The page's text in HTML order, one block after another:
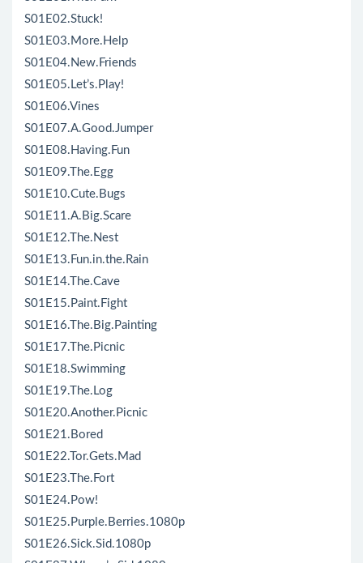
S01E02.Stuck!
S01E03.More.Help
S01E04.New.Friends
S01E05.Let’s.Play!
S01E06.Vines
S01E07.A.Good.Jumper
S01E08.Having.Fun
S01E09.The.Egg
S01E10.Cute.Bugs
S01E11.A.Big.Scare
S01E12.The.Nest
S01E13.Fun.in.the.Rain
S01E14.The.Cave
S01E15.Paint.Fight
S01E16.The.Big.Painting
S01E17.The.Picnic
S01E18.Swimming
S01E19.The.Log
S01E20.Another.Picnic
S01E21.Bored
S01E22.Tor.Gets.Mad
S01E23.The.Fort
S01E24.Pow!
S01E25.Purple.Berries.1080p
S01E26.Sick.Sid.1080p